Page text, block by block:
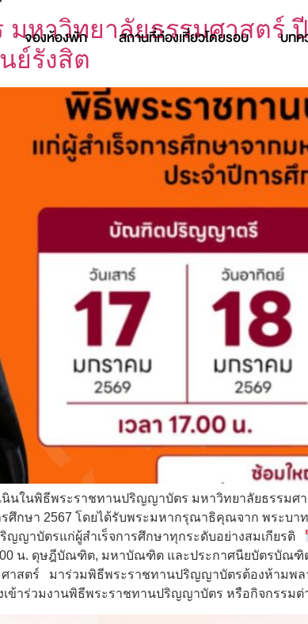
จองห้องพัก สถานที่ท่องเที่ยวโดยรอบ บทค
หาวิทยาลัยธรรมศาสตร์
ย์รังสิต
นินในพิธีพระราชทานปริญญาบัตร มหาวิทยาลัยธรรม
กษา 2567 โดยได้รับพระมหากรุณาธิคุณจาก พระบาท
ญญาบัตรแก่ผู้สำเร็จการศึกษาทุกระดับอย่างสมเกียรติ
น. ดุษฎีบัณฑิต, มหาบัณฑิต และประกาศนียบัตรบัณฑิ
าสตร์ มาร่วมพิธีพระราชทานปริญญาบัตรต้องห้ามพล
ข้าร่วมงานพิธีพระราชทานปริญญาบัตร หรือกิจกรรมต่